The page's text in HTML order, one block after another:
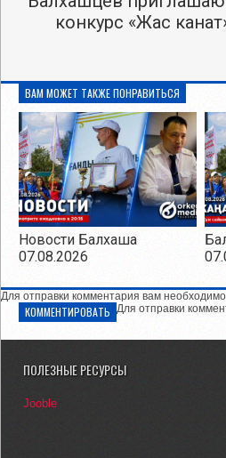
конкурс «Жас
ВАМ МОЖЕТ ТАКЖЕ ПОНРАВИТЬСЯ
Новости Балхаша
07.08.2026
Для отправки комментария вам необходимо
КОММЕНТИРОВАТЬ Для отправки
ПОЛЕЗНЫЕ РЕСУРСЫ
Jooble